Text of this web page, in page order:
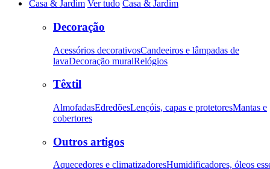
Casa & Jardim Ver tudo Casa & Jardim
Decoração
Acessórios decorativosCandeeiros e lâmpadas de
lavaDecoração muralRelógios
Têxtil
AlmofadasEdredõesLençóis, capas e protetoresMantas e
cobertores
Outros artigos
Aquecedores e climatizadoresHumidificadores, óleos